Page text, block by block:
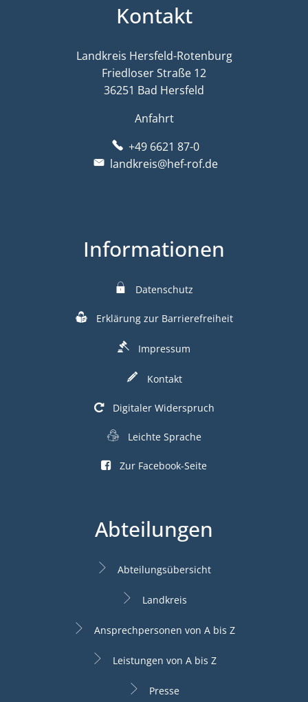
Kontakt
Landkreis Hersfeld-Rotenburg
Friedloser Straße 12
36251 Bad Hersfeld
Anfahrt
+49 6621 87-0
landkreis@hef-rof.de
Informationen
Datenschutz
Erklärung zur Barrierefreiheit
Impressum
Kontakt
Digitaler Widerspruch
Leichte Sprache
Zur Facebook-Seite
Abteilungen
Abteilungsübersicht
Landkreis
Ansprechpersonen von A bis Z
Leistungen von A bis Z
Presse